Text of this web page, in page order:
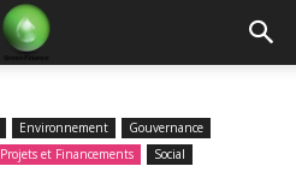
Environnement
Gouvernance
Projets et Financements Social